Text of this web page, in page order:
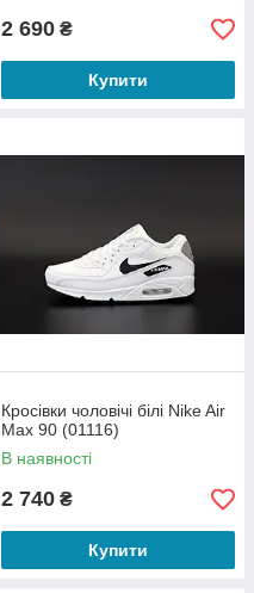
2 690 ₴
Купити
Кросівки чоловічі білі Nike Air
Max 90 (01116)
В наявності
2 740 ₴
Купити